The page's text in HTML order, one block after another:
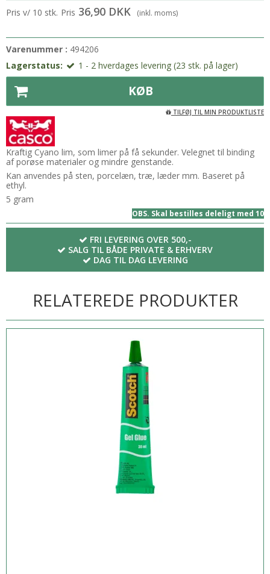
Pris v/ 10 stk. Pris 36,90 DKK (inkl. moms)
Varenummer : 494206
Lagerstatus:
1 - 2 hverdages levering (23 stk. på lager)
KØB
TILFØJ TIL MIN PRODUKTLISTE
Kraftig Cyano lim, som limer på få sekunder. Velegnet til binding
af porøse materialer og mindre genstande.
Kan anvendes på sten, porcelæn, træ, læder mm. Baseret på
ethyl.
5 gram
OBS. Skal bestilles deleligt med 10
FRI LEVERING OVER 500,-
SALG TIL BÅDE PRIVATE & ERHVERV
DAG TIL DAG LEVERING
RELATEREDE PRODUKTER